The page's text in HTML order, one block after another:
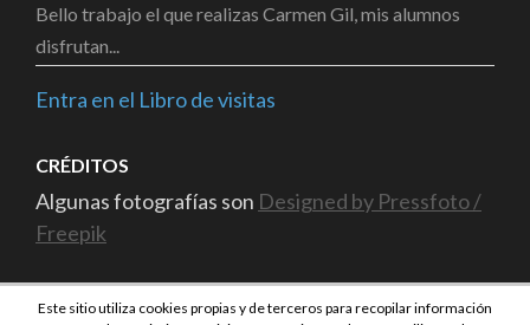
Bello trabajo el que realizas Carmen Gil, mis alumnos
disfrutan...
Entra en el Libro de visitas
CRÉDITOS
Algunas fotografías son Designed by Pressfoto /
Freepik
Este sitio utiliza cookies propias y de terceros para recopilar información